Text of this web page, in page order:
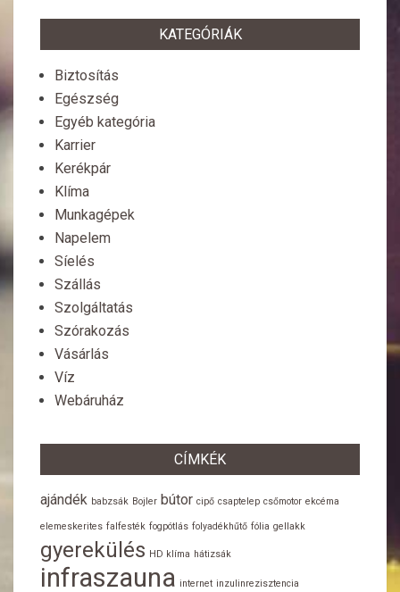
KATEGÓRIÁK
Biztosítás
Egészség
Egyéb kategória
Karrier
Kerékpár
Klíma
Munkagépek
Napelem
Síelés
Szállás
Szolgáltatás
Szórakozás
Vásárlás
Víz
Webáruház
CÍMKÉK
ajándék babzsák Bojler bútor cipő csaptelep csőmotor ekcéma
elemeskerites falfesték fogpótlás folyadékhűtő fólia gellakk
gyerekülés HD klíma hátizsák
infraszauna internet inzulinrezisztencia